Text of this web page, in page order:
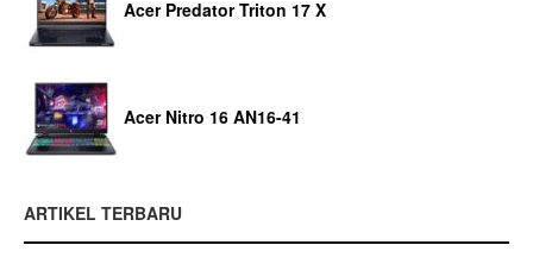
Acer Predator Triton 17 X
Acer Nitro 16 AN16-41
ARTIKEL TERBARU